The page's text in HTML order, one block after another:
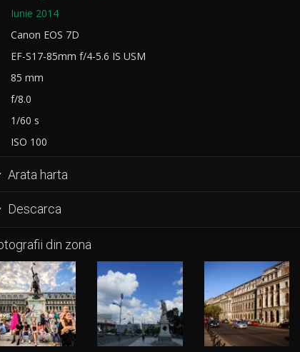
Iunie 2014
Canon EOS 7D
EF-S17-85mm f/4-5.6 IS USM
85 mm
f/8.0
1/60 s
ISO 100
Arata harta
Descarca
din zona